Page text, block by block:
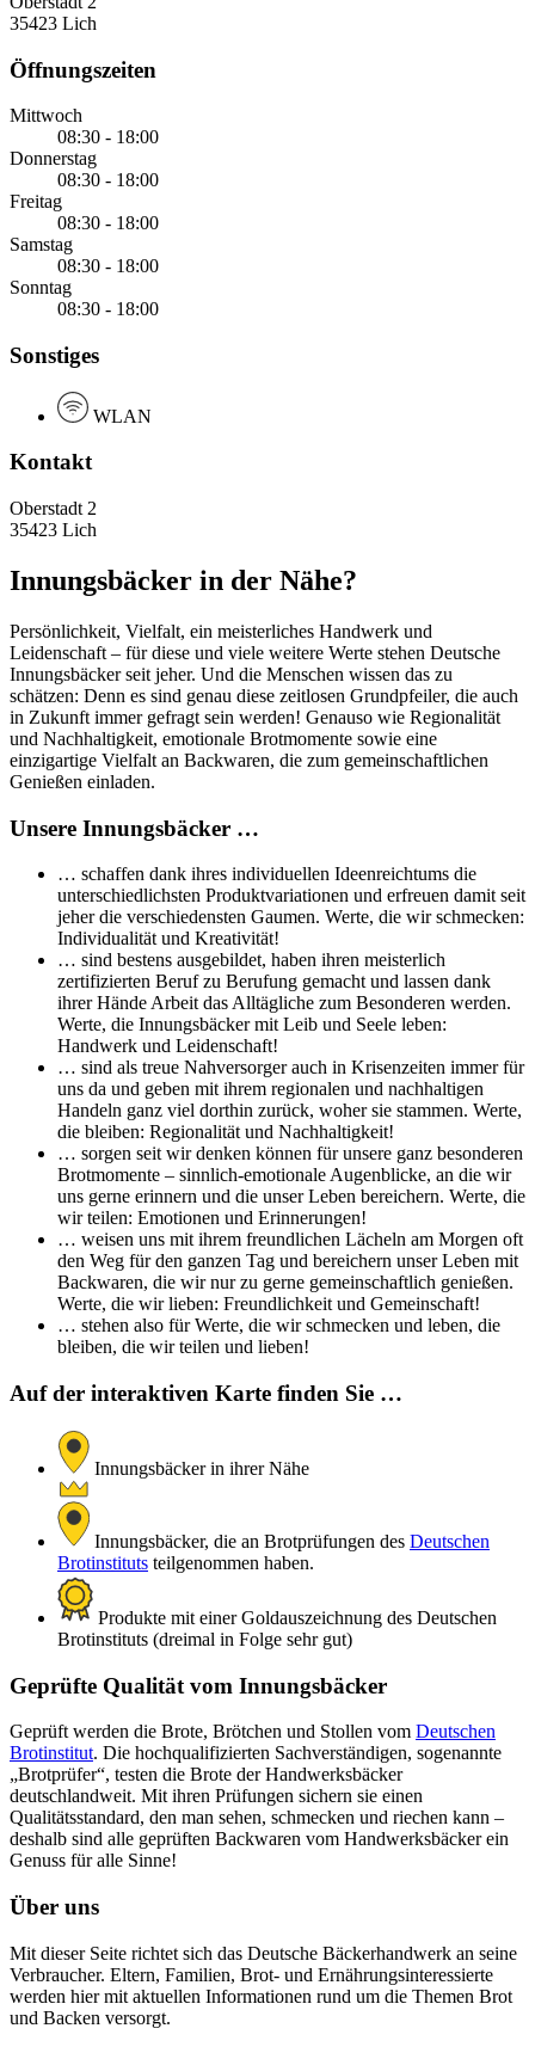
35423 Lich
Öffnungszeiten
Mittwoch
08:30 - 18:00
Donnerstag
08:30 - 18:00
Freitag
08:30 - 18:00
Samstag
08:30 - 18:00
Sonntag
08:30 - 18:00
Sonstiges
WLAN
Kontakt
Oberstadt 2
35423 Lich
Innungsbäcker in der Nähe?
Persönlichkeit, Vielfalt, ein meisterliches Handwerk und
Leidenschaft – für diese und viele weitere Werte stehen Deutsche
Innungsbäcker seit jeher. Und die Menschen wissen das zu
schätzen: Denn es sind genau diese zeitlosen Grundpfeiler, die auch
in Zukunft immer gefragt sein werden! Genauso wie Regionalität
und Nachhaltigkeit, emotionale Brotmomente sowie eine
einzigartige Vielfalt an Backwaren, die zum gemeinschaftlichen
Genießen einladen.
Unsere Innungsbäcker …
… schaffen dank ihres individuellen Ideenreichtums die
unterschiedlichsten Produktvariationen und erfreuen damit seit
jeher die verschiedensten Gaumen. Werte, die wir schmecken:
Individualität und Kreativität!
… sind bestens ausgebildet, haben ihren meisterlich
zertifizierten Beruf zu Berufung gemacht und lassen dank
ihrer Hände Arbeit das Alltägliche zum Besonderen werden.
Werte, die Innungsbäcker mit Leib und Seele leben:
Handwerk und Leidenschaft!
… sind als treue Nahversorger auch in Krisenzeiten immer für
uns da und geben mit ihrem regionalen und nachhaltigen
Handeln ganz viel dorthin zurück, woher sie stammen. Werte,
die bleiben: Regionalität und Nachhaltigkeit!
… sorgen seit wir denken können für unsere ganz besonderen
Brotmomente – sinnlich-emotionale Augenblicke, an die wir
uns gerne erinnern und die unser Leben bereichern. Werte, die
wir teilen: Emotionen und Erinnerungen!
… weisen uns mit ihrem freundlichen Lächeln am Morgen oft
den Weg für den ganzen Tag und bereichern unser Leben mit
Backwaren, die wir nur zu gerne gemeinschaftlich genießen.
Werte, die wir lieben: Freundlichkeit und Gemeinschaft!
… stehen also für Werte, die wir schmecken und leben, die
bleiben, die wir teilen und lieben!
Auf der interaktiven Karte finden Sie …
Innungsbäcker in ihrer Nähe
Innungsbäcker, die an Brotprüfungen des Deutschen
Brotinstituts teilgenommen haben.
Produkte mit einer Goldauszeichnung des Deutschen
Brotinstituts (dreimal in Folge sehr gut)
Geprüfte Qualität vom Innungsbäcker
Geprüft werden die Brote, Brötchen und Stollen vom Deutschen
Brotinstitut. Die hochqualifizierten Sachverständigen, sogenannte
„Brotprüfer“, testen die Brote der Handwerksbäcker
deutschlandweit. Mit ihren Prüfungen sichern sie einen
Qualitätsstandard, den man sehen, schmecken und riechen kann –
deshalb sind alle geprüften Backwaren vom Handwerksbäcker ein
Genuss für alle Sinne!
Über uns
Mit dieser Seite richtet sich das Deutsche Bäckerhandwerk an seine
Verbraucher. Eltern, Familien, Brot- und Ernährungsinteressierte
werden hier mit aktuellen Informationen rund um die Themen Brot
und Backen versorgt.